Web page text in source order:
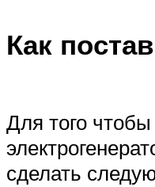
Как
Для того
сделать